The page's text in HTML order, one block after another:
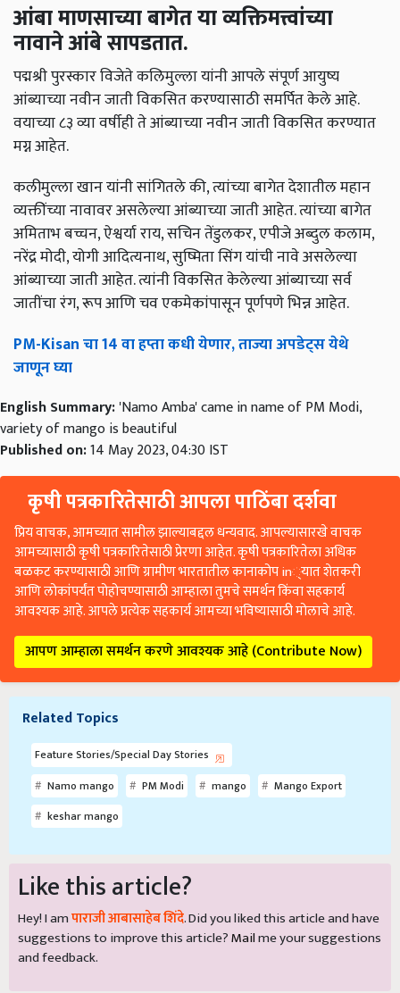
आंबा माणसाच्या बागेत या व्यक्तिमत्त्वांच्या
नावाने आंबे सापडतात.
पद्मश्री पुरस्कार विजेते कलिमुल्ला यांनी आपले संपूर्ण आयुष्य
आंब्याच्या नवीन जाती विकसित करण्यासाठी समर्पित केले आहे.
वयाच्या ८३ व्या वर्षीही ते आंब्याच्या नवीन जाती विकसित करण्यात
मग्न आहेत.
कलीमुल्ला खान यांनी सांगितले की, त्यांच्या बागेत देशातील महान
व्यक्तींच्या नावावर असलेल्या आंब्याच्या जाती आहेत. त्यांच्या बागेत
अमिताभ बच्चन, ऐश्वर्या राय, सचिन तेंडुलकर, एपीजे अब्दुल कलाम,
नरेंद्र मोदी, योगी आदित्यनाथ, सुष्मिता सिंग यांची नावे असलेल्या
आंब्याच्या जाती आहेत. त्यांनी विकसित केलेल्या आंब्याच्या सर्व
जातींचा रंग, रूप आणि चव एकमेकांपासून पूर्णपणे भिन्न आहेत.
PM-Kisan चा 14 वा हप्ता कधी येणार, ताज्या अपडेट्स येथे
जाणून घ्या
English Summary:'Namo Amba' came in name of PM Modi,
variety of mango is beautiful
Published on:14 May 2023, 04:30 IST
कृषी पत्रकारितेसाठी आपला पाठिंबा दर्शवा
प्रिय वाचक, आमच्यात सामील झाल्याबद्दल धन्यवाद. आपल्यासारखे वाचक
आमच्यासाठी कृषी पत्रकारितेसाठी प्रेरणा आहेत. कृषी पत्रकारितेला अधिक
बळकट करण्यासाठी आणि ग्रामीण भारतातील कानाकोप in्यात शेतकरी
आणि लोकांपर्यंत पोहोचण्यासाठी आम्हाला तुमचे समर्थन किंवा सहकार्य
आवश्यक आहे. आपले प्रत्येक सहकार्य आमच्या भविष्यासाठी मोलाचे आहे.
आपण आम्हाला समर्थन करणे आवश्यक आहे (Contribute Now)
Related Topics
Feature Stories/Special Day Stories
Namo mango
PM Modi mango
Mango Export
keshar mango
Like this article?
Hey! I amपाराजी आबासाहेब शिंदे. Did you liked this article and have
suggestions to improve this article?Mailme your suggestions
and feedback.